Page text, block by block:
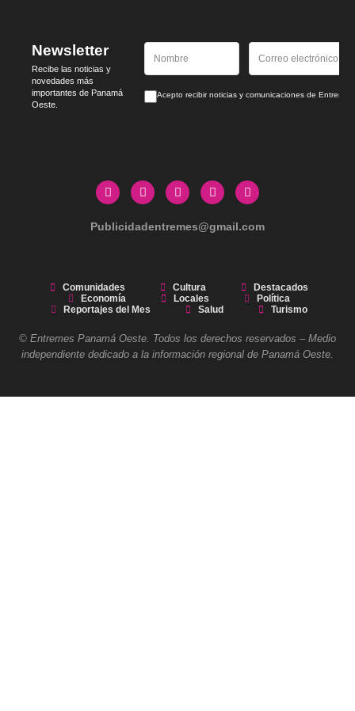
Newsletter
Recibe las noticias y
novedades más
importantes de Panamá
Oeste.
Acepto recibir noticias y comunicaciones de
Publicidadentremes@gmail.com
Comunidades Cultura
Destacados
Economía
Locales
Política
Reportajes del Mes
Salud Turismo
© Entremes Panamá Oeste. Todos los derechos reservados – Medio
independiente dedicado a la información regional de Panamá Oeste.